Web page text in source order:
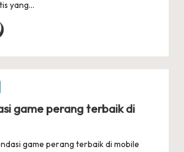
yang…
game perang terbaik di
game perang terbaik di mobile